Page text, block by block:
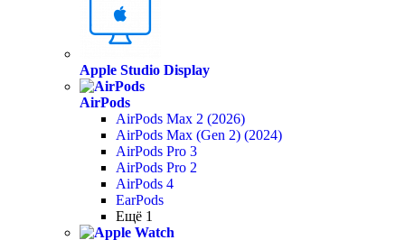
Apple Studio Display
AirPods
AirPods Max 2 (2026)
AirPods Max (Gen 2) (2024)
AirPods Pro 3
AirPods Pro 2
AirPods 4
EarPods
Ещё 1